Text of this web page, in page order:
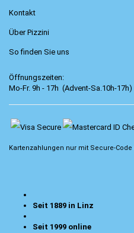
Kontakt
Über Pizzini
So finden Sie uns
Öffnungszeiten:
Mo-Fr. 9h - 17h (Advent-Sa.10h-17h)
Kartenzahlungen nur mit Secure-Code
Seit 1889 in Linz
Seit 1999 online